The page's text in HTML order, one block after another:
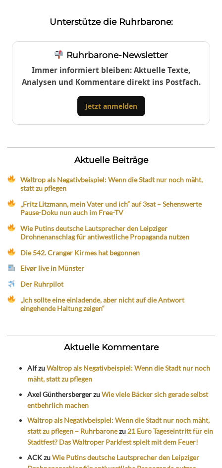
Unterstütze die Ruhrbarone:
Ruhrbarone-Newsletter
Immer informiert bleiben: Aktuelle Texte,
Analysen und Kommentare direkt ins Postfach.
Jetzt anmelden
Aktuelle Beiträge
Waltrop als Negativbeispiel: Wenn die Stadt nur noch mäht,
statt zu pflegen
„Fritz Litzmann, mein Vater und ich“ auf 3sat – Sehenswerte
Pause-Doku nun auch im Free-TV
Wie Putins deutsche Lautsprecher den Leipziger
Drohnenanschlag für antiwestliche Propaganda nutzen
Die 542. Cranger Kirmes hat begonnen
Eivør live in Münster
Der Ruhrpilot
„Ich sollte eine einladende, aber nicht auf die Antwort
eingehende Haltung zeigen“
Aktuelle Kommentare
AlfzuWaltrop als Negativbeispiel: Wenn die Stadt nur noch
mäht, statt zu pflegen
Axel GünthersbergerzuWie viele Bäcker sich gerade selbst
entbehrlich machen
Waltrop als Negativbeispiel: Wenn die Stadt nur noch mäht,
statt zu pflegen – Ruhrbaronezu 21 Euro Tageseintritt für ein
Stadtfest? Das Waltroper Parkfest spielt mit dem Feuer!
ACKzuWie Putins deutsche Lautsprecher den Leipziger